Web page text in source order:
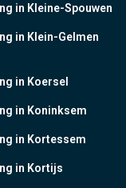
in Kleine-Spouwen
in Klein-Gelmen
in Koersel
in Koninksem
in Kortessem
in Kortijs